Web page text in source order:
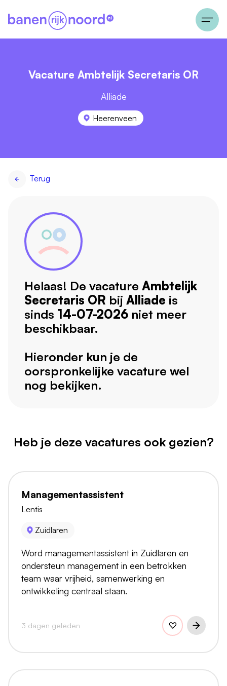
Vacature Ambtelijk Secretaris OR
Alliade
Heerenveen
Terug
Helaas! De vacature Ambtelijk
Secretaris OR bij Alliade is
sinds 14-07-2026 niet meer
beschikbaar.
Hieronder kun je de
oorspronkelijke vacature wel
nog bekijken.
Heb je deze vacatures ook gezien?
Managementassistent
Lentis
Zuidlaren
Word managementassistent in Zuidlaren en
ondersteun management in een betrokken
team waar vrijheid, samenwerking en
ontwikkeling centraal staan.
3 dagen geleden